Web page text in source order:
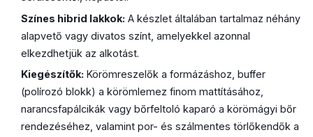
Színes hibrid lakkok: A készlet általában tartalmaz néhány
alapvető vagy divatos színt, amelyekkel azonnal
elkezdhetjük az alkotást.
Kiegészítők: Körömreszelők a formázáshoz, buffer
(polírozó blokk) a körömlemez finom mattításához,
narancsfapálcikák vagy bőrfeltoló kaparó a körömágyi bőr
rendezéséhez, valamint por- és szálmentes törlőkendők a